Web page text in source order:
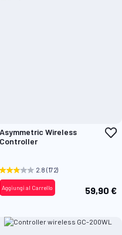
Asymmetric Wireless
Controller
2.8 (172)
59,90 €
Aggiungi al Carrello